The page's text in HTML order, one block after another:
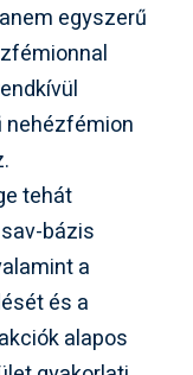
egyszerű
nehézfémion
tehát
bázis
a
és a
alapos